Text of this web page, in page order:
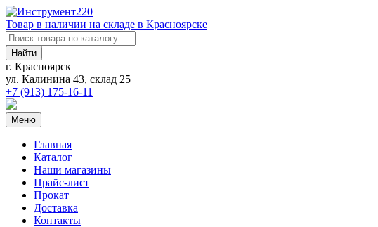
Товар в наличии на складе в Красноярске
Найти
г. Красноярск
ул. Калинина 43, склад 25
+7 (913) 175-16-11
Меню
Главная
Каталог
Наши магазины
Прайс-лист
Прокат
Доставка
Контакты